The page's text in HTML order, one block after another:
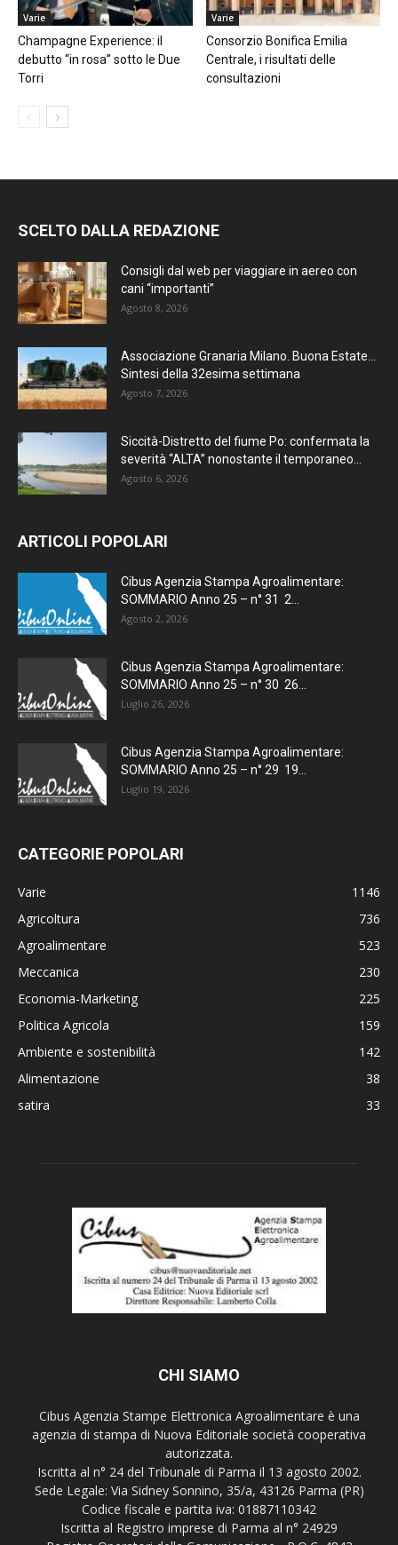
Varie
Champagne Experience: il
debutto “in rosa” sotto le Due
Torri
Varie
Consorzio Bonifica Emilia
Centrale, i risultati delle
consultazioni
SCELTO DALLA REDAZIONE
Consigli dal web per viaggiare in aereo con
cani “importanti”
Agosto 8, 2026
Associazione Granaria Milano. Buona Estate…
Sintesi della 32esima settimana
Agosto 7, 2026
Siccità-Distretto del fiume Po: confermata la
severità “ALTA” nonostante il temporaneo...
Agosto 6, 2026
ARTICOLI POPOLARI
Cibus Agenzia Stampa Agroalimentare:
SOMMARIO Anno 25 – n° 31 2...
Agosto 2, 2026
Cibus Agenzia Stampa Agroalimentare:
SOMMARIO Anno 25 – n° 30 26...
Luglio 26, 2026
Cibus Agenzia Stampa Agroalimentare:
SOMMARIO Anno 25 – n° 29 19...
Luglio 19, 2026
CATEGORIE POPOLARI
Varie
1146
Agricoltura
736
Agroalimentare
523
Meccanica
230
Economia-Marketing
225
Politica Agricola
159
Ambiente e sostenibilità
142
Alimentazione
38
satira
33
CHI SIAMO
Cibus Agenzia Stampe Elettronica Agroalimentare è una
agenzia di stampa di Nuova Editoriale società cooperativa
autorizzata.
Iscritta al n° 24 del Tribunale di Parma il 13 agosto 2002.
Sede Legale: Via Sidney Sonnino, 35/a, 43126 Parma (PR)
Codice fiscale e partita iva: 01887110342
Iscritta al Registro imprese di Parma al n° 24929